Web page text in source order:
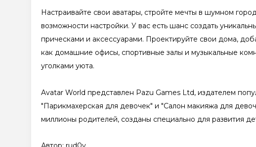
Настраивайте свои аватары, стройте мечты в шумном
возможности настройки. У вас есть шанс создать
прическами и аксессуарами. Проектируйте свои дома,
как домашние офисы, спортивные залы и музыкальные
уголками уюта.
Avatar World представлен Pazu Games Ltd, издателем
"Парикмахерская для девочек" и "Салон макияжа для
миллионы родителей, созданы специально для развития